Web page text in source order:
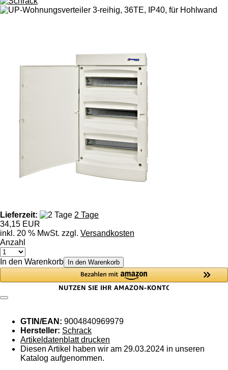
Lieferzeit:
2 Tage
34,15 EUR
inkl. 20 % MwSt. zzgl. Versandkosten
Anzahl
In den Warenkorb In den Warenkorb
GTIN/EAN: 9004840969979
Hersteller: Schrack
Artikeldatenblatt drucken
Diesen Artikel haben wir am 29.03.2024 in unseren
Katalog aufgenommen.